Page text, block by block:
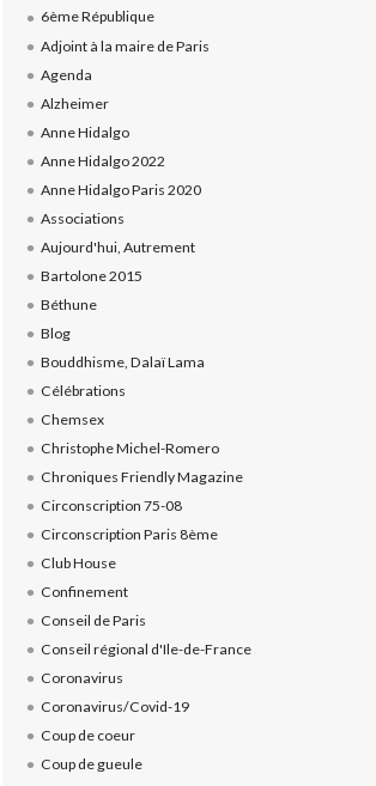
6ème République
Adjoint à la maire de Paris
Agenda
Alzheimer
Anne Hidalgo
Anne Hidalgo 2022
Anne Hidalgo Paris 2020
Associations
Aujourd'hui, Autrement
Bartolone 2015
Béthune
Blog
Bouddhisme, Dalaï Lama
Célébrations
Chemsex
Christophe Michel-Romero
Chroniques Friendly Magazine
Circonscription 75-08
Circonscription Paris 8ème
Club House
Confinement
Conseil de Paris
Conseil régional d'Ile-de-France
Coronavirus
Coronavirus/Covid-19
Coup de coeur
Coup de gueule